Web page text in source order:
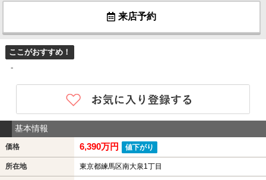
来店予約
ここがおすすめ！
-
基本情報
価格 6,390万円 値下がり
所在地 東京都練馬区南大泉1丁目